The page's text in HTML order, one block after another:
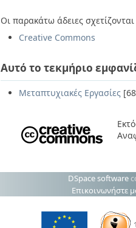
Οι παρακάτω άδειες
Creative Commons
Αυτό το τεκμήριο
Μεταπτυχιακές Εργασίες
DSpace software
Επικοινωνήστε